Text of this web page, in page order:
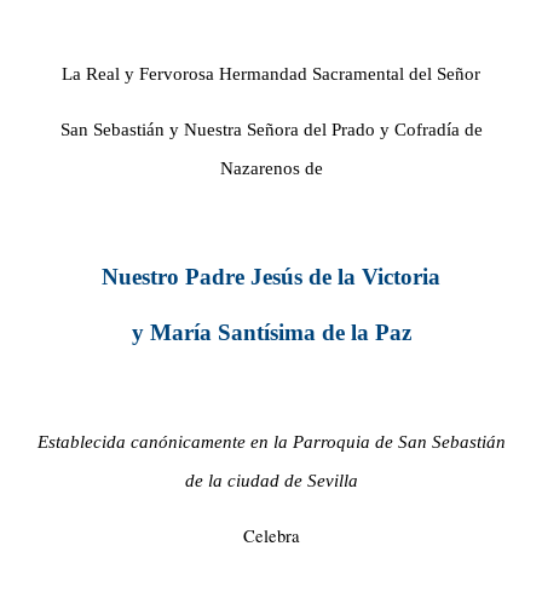
La Real y Fervorosa Hermandad Sacramental del Señor
San Sebastián y Nuestra Señora del Prado y Cofradía de
Nazarenos de
Nuestro Padre Jesús de la Victoria
y María Santísima de la Paz
Establecida canónicamente en la Parroquia de San Sebastián
de la ciudad de Sevilla
Celebra